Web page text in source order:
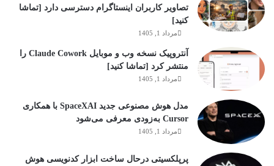
تصاویر کاربران اینستاگرام دسترسی دارد [تماشا
کنید]
مرداد 1, 1405
آنتروپیک نسخه وب و موبایل Claude Cowork را
منتشر کرد [تماشا کنید]
مرداد 1, 1405
مدل هوش مصنوعی جدید SpaceXAI با همکاری
Cursor به‌زودی معرفی می‌شود
مرداد 1, 1405
پرپلکسیتی درحال ساخت ابزار کدنویسی هوش